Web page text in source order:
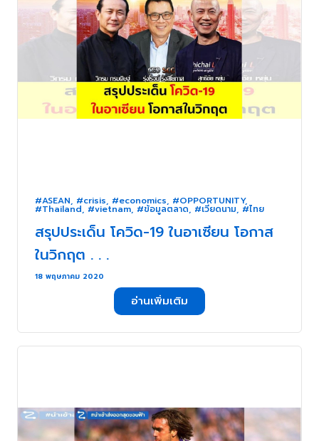
#ASEAN, #crisis, #economics, #OPPORTUNITY,
#Thailand, #vietnam, #ข้อมูลตลาด, #เวียดนาม, #ไทย
สรุปประเด็น โควิด-19 ในอาเซียน โอกาส
ในวิกฤต . . .
18 พฤษภาคม 2020
อ่านเพิ่มเติม